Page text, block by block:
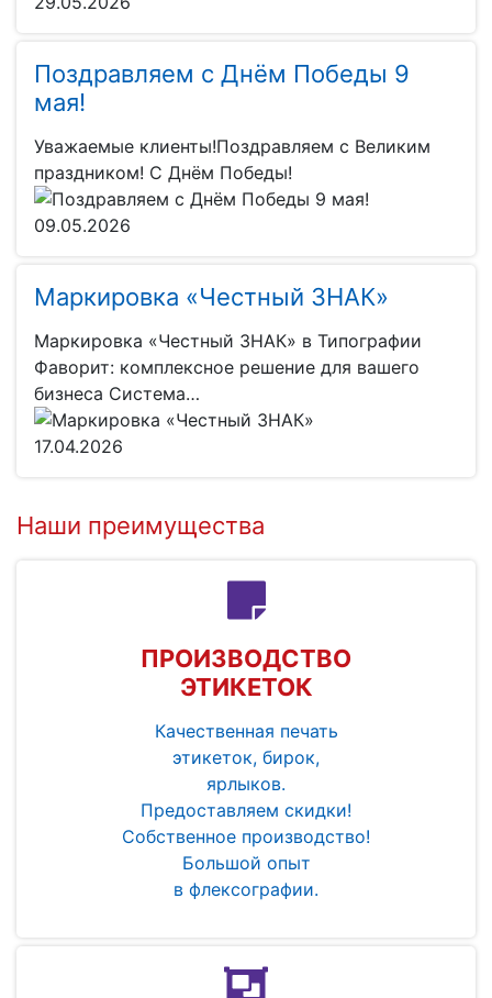
Поздравляем с Днём Победы 9
мая!
Уважаемые клиенты!Поздравляем с Великим
праздником! С Днём Победы!
09.05.2026
Маркировка «Честный ЗНАК»
Маркировка «Честный ЗНАК» в Типографии
Фаворит: комплексное решение для вашего
бизнеса Система…
17.04.2026
Наши преимущества
ПРОИЗВОДСТВО
ЭТИКЕТОК
Качественная печать
этикеток, бирок,
ярлыков.
Предоставляем скидки!
Собственное производство!
Большой опыт
в флексографии.